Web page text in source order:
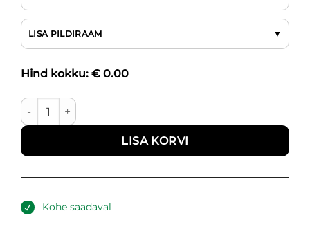
LISA PILDIRAAM
Hind kokku: € 0.00
Pintslitõmbed III kogus
LISA KORVI
Kohe saadaval